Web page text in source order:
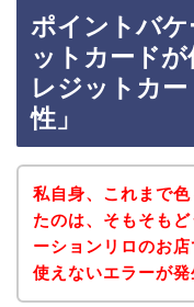
ポイントバ
ットカード
レジットカ
性」
私自身、これまで
たのは、そもそも
ーションリロのお
使えないエラーが